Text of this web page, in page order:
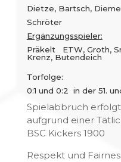
Dietze, Bartsch,
Schröter
Ergänzungsspieler:
Präkelt ETW, Groth,
Krenz, Butendeich
Torfolge:
0:1 und 0:2 in der 51.
Spielabbruch
aufgrund einer
BSC Kickers 1900
Respekt und